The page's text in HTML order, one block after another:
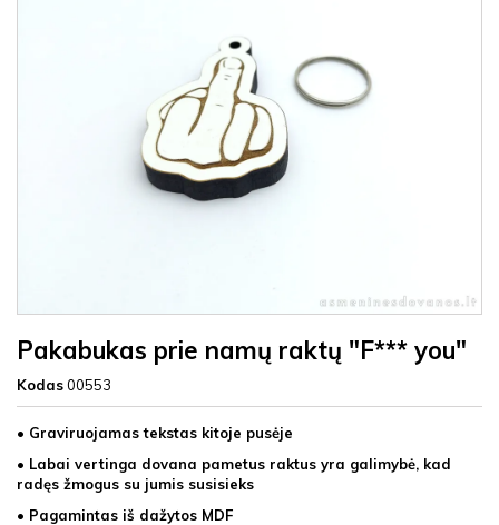
Pakabukas prie namų raktų "F*** you"
Kodas00553
• Graviruojamas tekstas kitoje pusėje
• Labai vertinga dovana pametus raktus yra galimybė, kad
radęs žmogus su jumis susisieks
• Pagamintas iš dažytos MDF